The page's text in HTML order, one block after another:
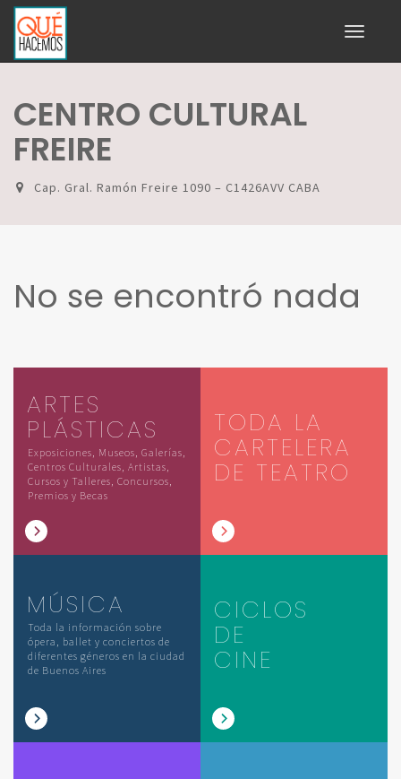
Toggle
CENTRO CULTURAL
FREIRE
Cap. Gral. Ramón Freire 1090 – C1426AVV CABA
No se encontró nada
ARTES
PLÁSTICAS
Exposiciones, Museos, Galerías,
Centros Culturales, Artistas,
Cursos y Talleres, Concursos,
Premios y Becas
TODA LA
CARTELERA
DE TEATRO
MÚSICA
Toda la información sobre
ópera, ballet y conciertos de
diferentes géneros en la ciudad
de Buenos Aires
CICLOS
DE
CINE